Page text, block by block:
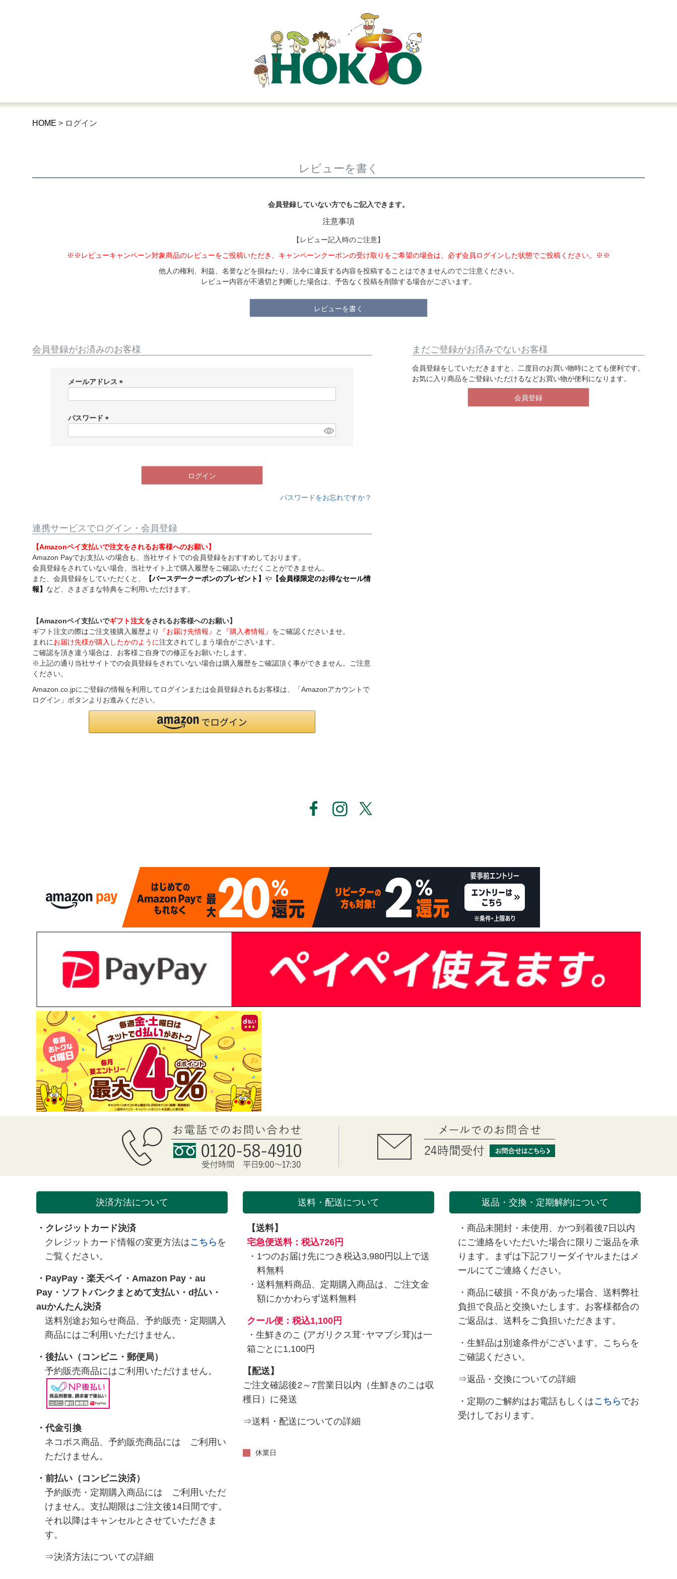
HOME ログイン
レビューを書く
会員登録していない方でもご記入できます。
注意事項
【レビュー記入時のご注意】
※※レビューキャンペーン対象商品のレビューをご投稿いただき、キャンペーンクーポンの受け取りをご希望の場合は、必ず会員ログインした状態でご投稿ください。※※
他人の権利、利益、名誉などを損ねたり、法令に違反する内容を投稿することはできませんのでご注意ください。
レビュー内容が不適切と判断した場合は、予告なく投稿を削除する場合がございます。
レビューを書く
会員登録がお済みのお客様
メールアドレス
)
パスワード
ログイン
パスワードをお忘れですか？
連携サービスでログイン・会員登録
【Amazonペイ支払いで注文をされるお客様へのお願い】
Amazon Payでお支払いの場合も、当社サイトでの会員登録をおすすめしております。
会員登録をされていない場合、当社サイト上で購入履歴をご確認いただくことができません。
また、会員登録をしていただくと、
【バースデークーポンのプレゼント】 や 【会員様限定のお得なセール情
報】 など、さまざまな特典をご利用いただけます。
【Amazonペイ支払いでギフト注文をされるお客様へのお願い】
ギフト注文の際はご注文後購入履歴より
『お届け先情報』 と 『購入者情報』 をご確認くださいませ。
まれにお届け先様が購入したかのように注文されてしまう場合がございます。
ご確認を頂き違う場合は、お客様ご自身での修正をお願いたします。
※上記の通り当社サイトでの会員登録をされていない場合は購入履歴をご確認頂く事ができません。ご注意
ください。
Amazon.co.jpにご登録の情報を利用してログインまたは会員登録されるお客様は、「Amazonアカウントで
ログイン」ボタンよりお進みください。
まだご登録がお済みでないお客様
会員登録をしていただきますと、二度目のお買い物時にとても便利です。
お気に入り商品をご登録いただけるなどお買い物が便利になります。
会員登録
決済方法について
・クレジットカード決済
クレジットカード情報の変更方法はこちら を
ご覧ください。
・ PayPay ・ 楽天ペイ ・ Amazon Pay ・ au
Pay ・ ソフトバンクまとめて支払い ・ d払い ・
auかんたん決済
送料別途お知らせ商品、予約販売・定期購入
商品にはご利用いただけません。
・ 後払い（コンビニ・郵便局）
予約販売商品にはご利用いただけません。
・代金引換
ネコポス商品、予約販売商品には ご利用い
ただけません。
・前払い（コンビニ決済）
予約販売・定期購入商品には ご利用いただ
けません。支払期限はご注文後14日間です。
それ以降はキャンセルとさせていただきま
す。
⇒決済方法についての詳細
送料・配送について
【送料】
宅急便送料：税込726円
1つのお届け先につき税込3,980円以上で送
料無料
送料無料商品、定期購入商品は、ご注文金
額にかかわらず送料無料
クール便：税込1,100円
・生鮮きのこ (アガリクス茸･ヤマブシ茸)は一
箱ごとに1,100円
【配送】
ご注文確認後2～7営業日以内（生鮮きのこは収
穫日）に発送
⇒送料・配送についての詳細
返品・交換・定期解約について
・商品未開封・未使用、かつ到着後7日以内
にご連絡をいただいた場合に限りご返品を承
ります。まずは下記フリーダイヤルまたは メ
ールにてご連絡ください。
・商品に破損・不良があった場合、送料弊社
負担で良品と交換いたします。お客様都合の
ご返品は、送料をご負担いただきます。
・生鮮品は別途条件がございます。 こちら を
ご確認ください。
⇒返品・交換についての詳細
・定期のご解約はお電話もしくはこちらでお
受けしております。
休業日